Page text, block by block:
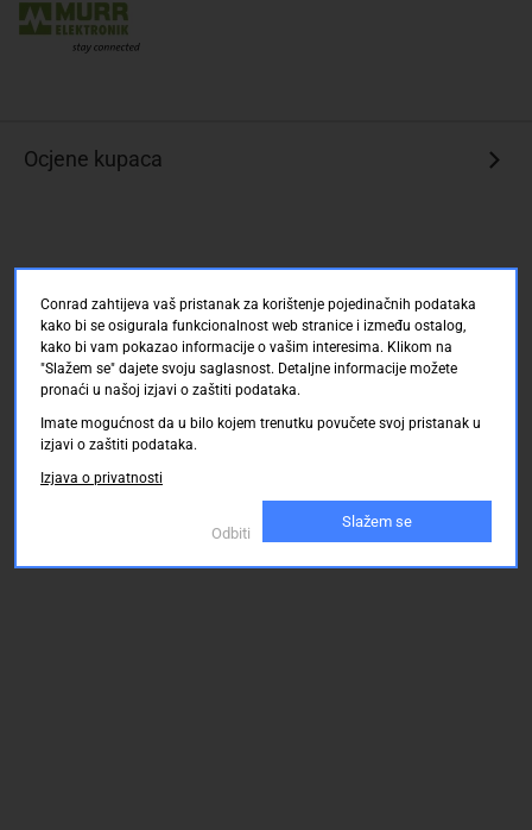
Ocjene kupaca
Conrad zahtijeva vaš pristanak za korištenje pojedinačnih podataka
kako bi se osigurala funkcionalnost web stranice i između ostalog,
kako bi vam pokazao informacije o vašim interesima. Klikom na
"Slažem se" dajete svoju saglasnost. Detaljne informacije možete
pronaći u našoj izjavi o zaštiti podataka.
Imate mogućnost da u bilo kojem trenutku povučete svoj pristanak u
izjavi o zaštiti podataka.
Izjava o privatnosti
Odbiti
Slažem se